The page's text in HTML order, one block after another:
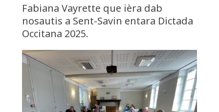
Fabiana Vayrette que ièra dab
nosautis a Sent-Savin entara Dictada
Occitana 2025.